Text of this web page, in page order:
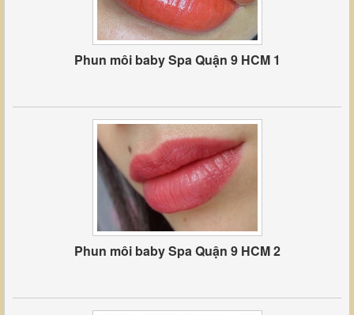
Phun môi baby Spa Quận 9 HCM 1
Phun môi baby Spa Quận 9 HCM 2